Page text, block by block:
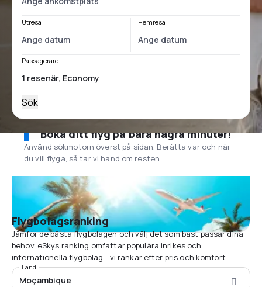
Utresa Hemresa
Passagerare
Sök
Boka ditt flyg på bara några minuter!
Använd sökmotorn överst på sidan. Berätta var och när
du vill flyga, så tar vi hand om resten.
Flygbolagsranking
Jämför de bästa flygbolagen och välj det som bäst passar dina
behov. eSkys ranking omfattar populära inrikes och
internationella flygbolag - vi rankar efter pris och komfort.
Land
Moçambique